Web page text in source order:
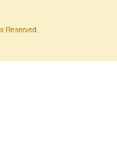
Reserved.